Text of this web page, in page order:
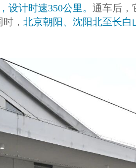
设计时速350公里。 通车后，
， 北京朝阳、沈阳北至长白